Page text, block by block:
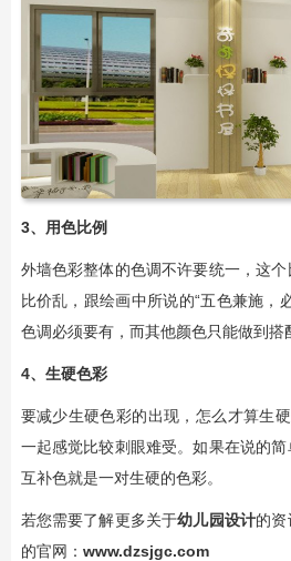
3、用色比例
外墙色彩整体的色调不许要统一，这
比价乱，跟绘画中所说的“五色兼施，
色调必须要有，而其他颜色只能做到搭
4、生硬色彩
要减少生硬色彩的出现，怎么才算生
一起感觉比较刺眼难受。如果在说的
互补色就是一对生硬的色彩。
若您需要了解更多关于幼儿园设计的资
的官网： www.dzsjgc.com